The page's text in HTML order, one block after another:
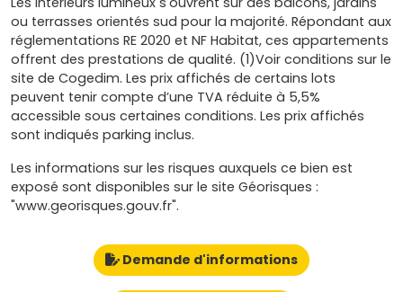
ou terrasses orientés sud pour la majorité. Répondant aux
réglementations RE 2020 et NF Habitat, ces appartements
offrent des prestations de qualité. (1)Voir conditions sur le
site de Cogedim. Les prix affichés de certains lots
peuvent tenir compte d’une TVA réduite à 5,5%
accessible sous certaines conditions. Les prix affichés
sont indiqués parking inclus.
Les informations sur les risques auxquels ce bien est
exposé sont disponibles sur le site Géorisques :
"www.georisques.gouv.fr".
Demande d'informations